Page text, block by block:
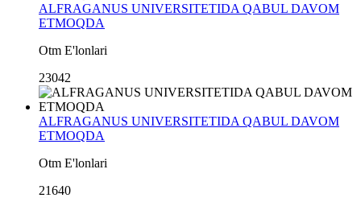
ALFRAGANUS UNIVERSITETIDA QABUL DAVOM
ETMOQDA
Otm E'lonlari
23042
ALFRAGANUS UNIVERSITETIDA QABUL DAVOM
ETMOQDA
Otm E'lonlari
21640